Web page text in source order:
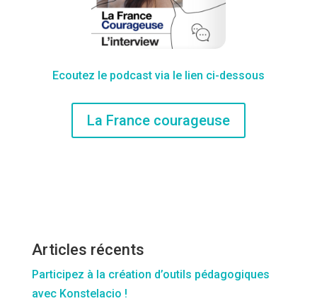
Ecoutez le podcast via le lien ci-dessous
La France courageuse
Articles récents
Participez à la création d’outils pédagogiques
avec Konstelacio !